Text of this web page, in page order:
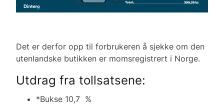
Det er derfor opp til forbrukeren å sjekke om den
utenlandske butikken er momsregistrert i Norge.
Utdrag fra tollsatsene:
*Bukse 10,7 %